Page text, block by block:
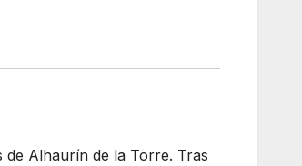
de Alhaurín de la Torre. Tras